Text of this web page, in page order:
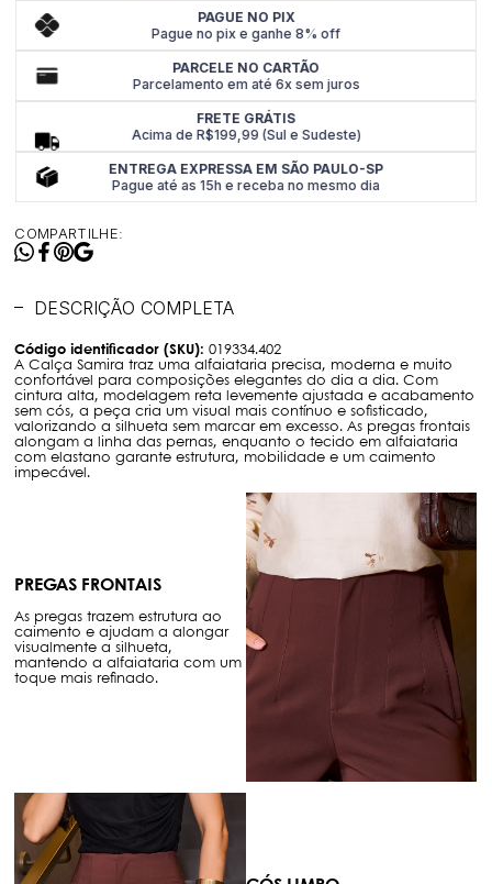
PAGUE NO PIX
Pague no pix e ganhe 8% off
PARCELE NO CARTÃO
Parcelamento em até 6x sem juros
FRETE GRÁTIS
Acima de R$199,99 (Sul e Sudeste)
ENTREGA EXPRESSA EM SÃO PAULO-SP
Pague até as 15h e receba no mesmo dia
COMPARTILHE:
DESCRIÇÃO COMPLETA
Código identificador (SKU): 019334.402
A Calça Samira traz uma alfaiataria precisa, moderna e muito
confortável para composições elegantes do dia a dia. Com
cintura alta, modelagem reta levemente ajustada e acabamento
sem cós, a peça cria um visual mais contínuo e sofisticado,
valorizando a silhueta sem marcar em excesso. As pregas frontais
alongam a linha das pernas, enquanto o tecido em alfaiataria
com elastano garante estrutura, mobilidade e um caimento
impecável.
PREGAS FRONTAIS
As pregas trazem estrutura ao
caimento e ajudam a alongar
visualmente a silhueta,
mantendo a alfaiataria com um
toque mais refinado.